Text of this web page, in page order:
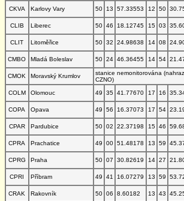
CKVA
Karlovy Vary 50 13 57.33553 12 50
CLIB
Liberec 50 46 18.12745 15 03
CLIT
Litoměřice 50 32 24.98638 14 08
CMBO
Mladá Boleslav 50 24 46.36455 14 54
CMOK
Moravský Krumlov
stanice nemonitorována
CZNO)
COLM
Olomouc 49 35 41.77670 17 16
COPA
Opava 49 56 16.37073 17 54
CPAR
Pardubice 50 02 22.37198 15 46
CPRA
Prachatice 49 00 51.48178 13 59
CPRG
Praha 50 07 30.82619 14 27
CPRI
Příbram 49 41 16.07279 13 59
CRAK
Rakovník 50 06 8.60182 13 43